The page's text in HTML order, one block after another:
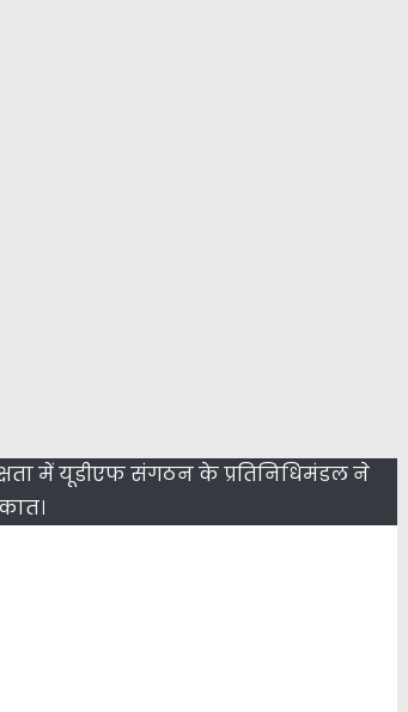
में यूडीएफ संगठन के प्रतिनिधिमंडल ने